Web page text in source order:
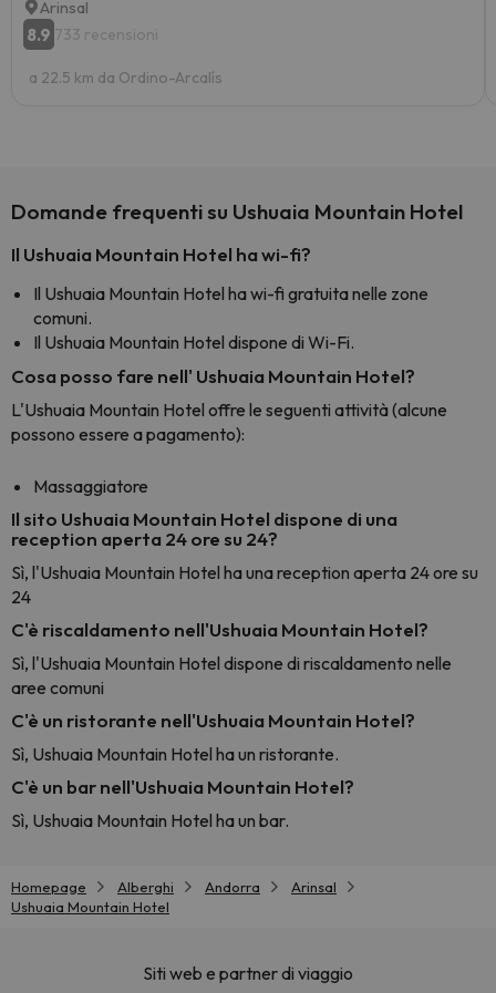
Arinsal
8.9 733 recensioni
a 22.5 km da Ordino-Arcalís
Domande frequenti su Ushuaia Mountain Hotel
Il Ushuaia Mountain Hotel ha wi-fi?
Il Ushuaia Mountain Hotel ha wi-fi gratuita nelle zone
comuni.
Il Ushuaia Mountain Hotel dispone di Wi-Fi.
Cosa posso fare nell' Ushuaia Mountain Hotel?
L'Ushuaia Mountain Hotel offre le seguenti attività (alcune
possono essere a pagamento):
Massaggiatore
Il sito Ushuaia Mountain Hotel dispone di una
reception aperta 24 ore su 24?
Sì, l'Ushuaia Mountain Hotel ha una reception aperta 24 ore su
24
C'è riscaldamento nell'Ushuaia Mountain Hotel?
Sì, l'Ushuaia Mountain Hotel dispone di riscaldamento nelle
aree comuni
C'è un ristorante nell'Ushuaia Mountain Hotel?
Sì, Ushuaia Mountain Hotel ha un ristorante.
C'è un bar nell'Ushuaia Mountain Hotel?
Sì, Ushuaia Mountain Hotel ha un bar.
Homepage Alberghi Andorra
Arinsal
Ushuaia Mountain Hotel
Siti web e partner di viaggio